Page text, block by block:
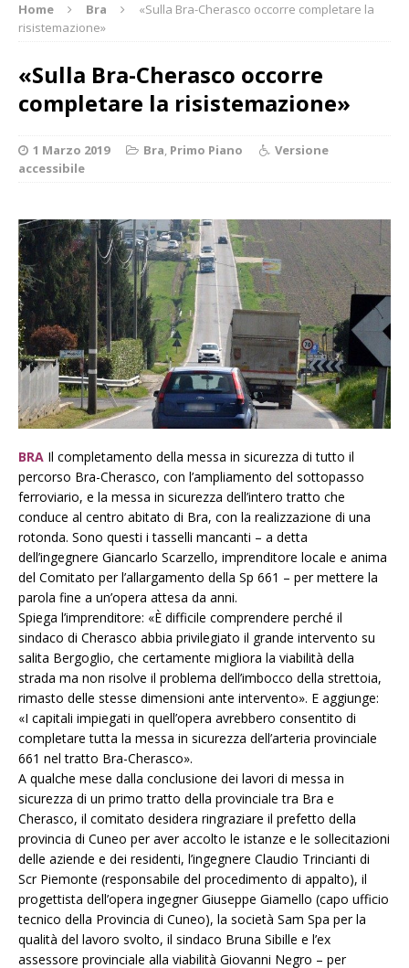
Home Bra
«Sulla Bra-Cherasco occorre completare la
risistemazione»
«Sulla Bra-Cherasco occorre
completare la risistemazione»
1 Marzo 2019 Bra, Primo Piano
Versione
accessibile
BRA Il completamento della messa in sicurezza di tutto il
percorso Bra-Cherasco, con l’ampliamento del sottopasso
ferroviario, e la messa in sicurezza dell’intero tratto che
conduce al centro abitato di Bra, con la realizzazione di una
rotonda. Sono questi i tasselli mancanti – a detta
dell’ingegnere Giancarlo Scarzello, imprenditore locale e anima
del Comitato per l’allargamento della Sp 661 – per mettere la
parola fine a un’opera attesa da anni.
Spiega l’imprenditore: «È difficile comprendere perché il
sindaco di Cherasco abbia privilegiato il grande intervento su
salita Bergoglio, che certamente migliora la viabilità della
strada ma non risolve il problema dell’imbocco della strettoia,
rimasto delle stesse dimensioni ante intervento». E aggiunge:
«I capitali impiegati in quell’opera avrebbero consentito di
completare tutta la messa in sicurezza dell’arteria provinciale
661 nel tratto Bra-Cherasco».
A qualche mese dalla conclusione dei lavori di messa in
sicurezza di un primo tratto della provinciale tra Bra e
Cherasco, il comitato desidera ringraziare il prefetto della
provincia di Cuneo per aver accolto le istanze e le sollecitazioni
delle aziende e dei residenti, l’ingegnere Claudio Trincianti di
Scr Piemonte (responsabile del procedimento di appalto), il
progettista dell’opera ingegner Giuseppe Giamello (capo ufficio
tecnico della Provincia di Cuneo), la società Sam Spa per la
qualità del lavoro svolto, il sindaco Bruna Sibille e l’ex
assessore provinciale alla viabilità Giovanni Negro – per